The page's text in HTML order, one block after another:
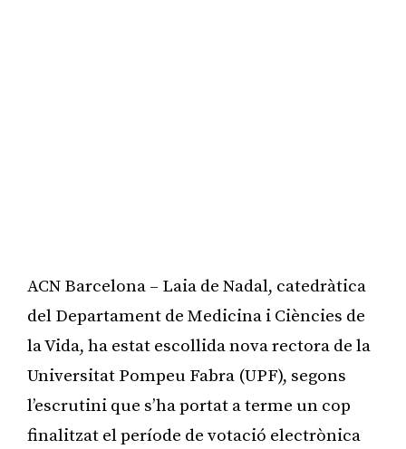
ACN Barcelona – Laia de Nadal, catedràtica
del Departament de Medicina i Ciències de
la Vida, ha estat escollida nova rectora de la
Universitat Pompeu Fabra (UPF), segons
l’escrutini que s’ha portat a terme un cop
finalitzat el període de votació electrònica